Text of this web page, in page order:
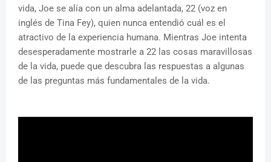
vida, Joe se alía con un alma adelantada, 22 (voz en
inglés de Tina Fey), quien nunca entendió cuál es el
atractivo de la experiencia humana. Mientras Joe intenta
desesperadamente mostrarle a 22 las cosas maravillosas
de la vida, puede que descubra las respuestas a algunas
de las preguntas más fundamentales de la vida.